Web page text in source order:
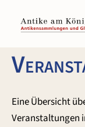
Inhalt
springen
Eine Übersicht
Veranstaltungen